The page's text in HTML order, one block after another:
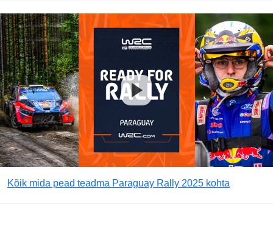
Kõik mida pead teadma Paraguay Rally 2025 kohta